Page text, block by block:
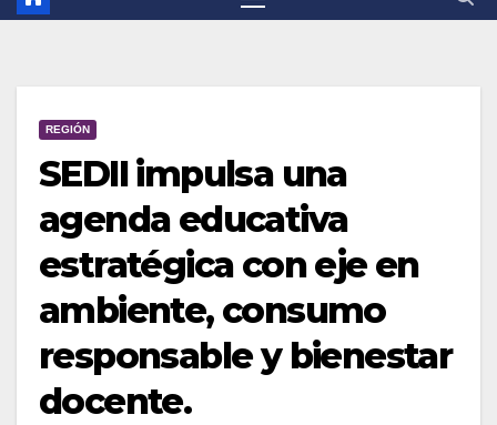
REGIÓN
SEDII impulsa una
agenda educativa
estratégica con eje en
ambiente, consumo
responsable y bienestar
docente.